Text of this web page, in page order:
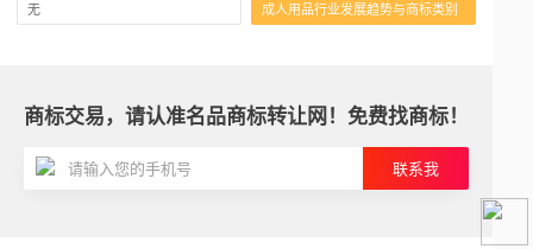
无
成人用品行业发展趋势与商标类别
商标交易，请认准名品商标转让网！免费找商标！
联系我